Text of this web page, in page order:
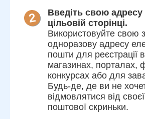
Введіть свою
цільовій сторінці.
Використовуйте свою
одноразову адресу
пошти для реєстрації
магазинах, порталах,
конкурсах або для
Будь-де, де ви не
відмовлятися від
поштової скриньки.